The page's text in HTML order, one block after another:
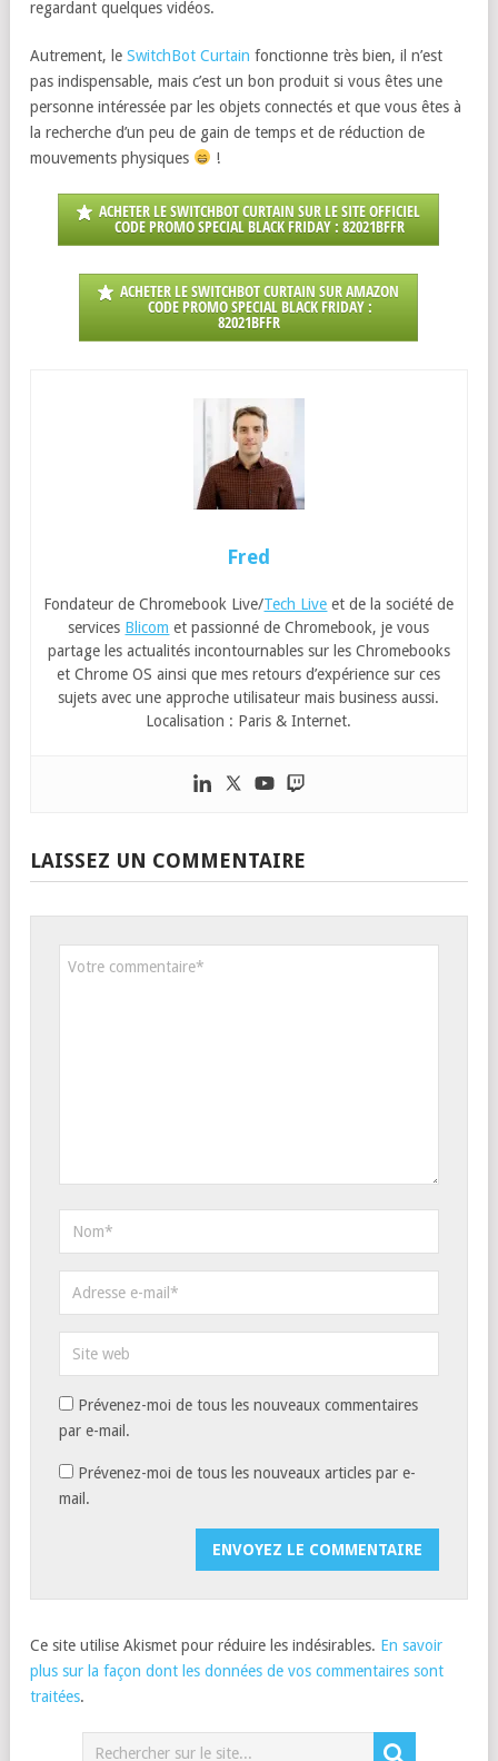
regardant quelques vidéos.
Autrement, le SwitchBot Curtain fonctionne très bien, il n’est
pas indispensable, mais c’est un bon produit si vous êtes une
personne intéressée par les objets connectés et que vous êtes à
la recherche d’un peu de gain de temps et de réduction de
mouvements physiques
!
ACHETER LE SWITCHBOT CURTAIN SUR LE SITE OFFICIEL
CODE PROMO SPECIAL BLACK FRIDAY : 82021BFFR
ACHETER LE SWITCHBOT CURTAIN SUR AMAZON
CODE PROMO SPECIAL BLACK FRIDAY :
82021BFFR
Fred
Fondateur de Chromebook Live/Tech Live et de la société de
services Blicom et passionné de Chromebook, je vous
partage les actualités incontournables sur les Chromebooks
et Chrome OS ainsi que mes retours d’expérience sur ces
sujets avec une approche utilisateur mais business aussi.
Localisation : Paris & Internet.
LAISSEZ UN COMMENTAIRE
Prévenez-moi de tous les nouveaux commentaires
par e-mail.
Prévenez-moi de tous les nouveaux articles par e-
mail.
Ce site utilise Akismet pour réduire les indésirables. En savoir
plus sur la façon dont les données de vos commentaires sont
traitées.